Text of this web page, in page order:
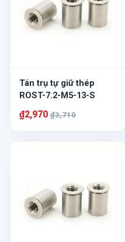
Tán trụ tự giữ thép
ROST-7.2-M5-13-S
₫2,970 ₫3,710